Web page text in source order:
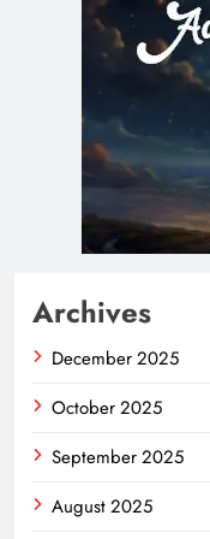
Archives
December 2025
October 2025
September 2025
August 2025